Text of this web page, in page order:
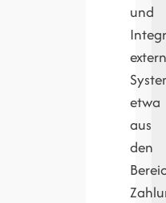
und
etwa
aus
den